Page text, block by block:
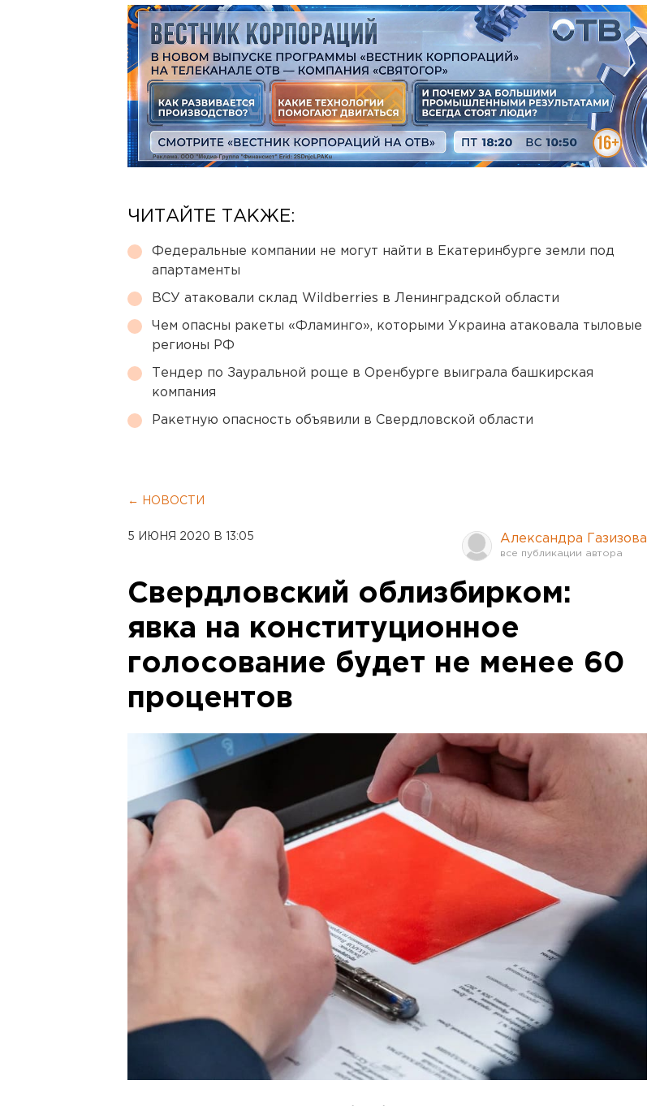
ЧИТАЙТЕ ТАКЖЕ:
Федеральные компании не могут найти в Екатеринбурге земли под
апартаменты
ВСУ атаковали склад Wildberries в Ленинградской области
Чем опасны ракеты «Фламинго», которыми Украина атаковала тыловые
регионы РФ
Тендер по Зауральной роще в Оренбурге выиграла башкирская
компания
Ракетную опасность объявили в Свердловской области
← НОВОСТИ
5 ИЮНЯ 2020 В 13:05 Александра Газизова
Свердловский облизбирком:
явка на конституционное
голосование будет не менее 60
процентов